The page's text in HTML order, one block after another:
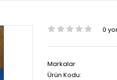
0
Markalar
Ürün Kodu: